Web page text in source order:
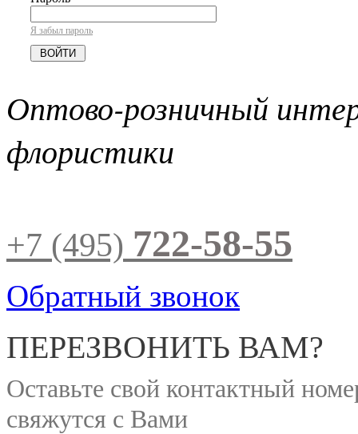
Я забыл пароль
Оптово-розничный
флористики
+7 (495) 722-58-55
Обратный звонок
ПЕРЕЗВОНИТЬ ВАМ?
Оставьте свой контактный
свяжутся с Вами